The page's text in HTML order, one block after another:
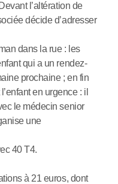
l’altération de
décide d’adresser
dans la rue : les
qui a un rendez-
prochaine ; en fin
en urgence : il
le médecin senior
une
40 T4.
à 21 euros, dont